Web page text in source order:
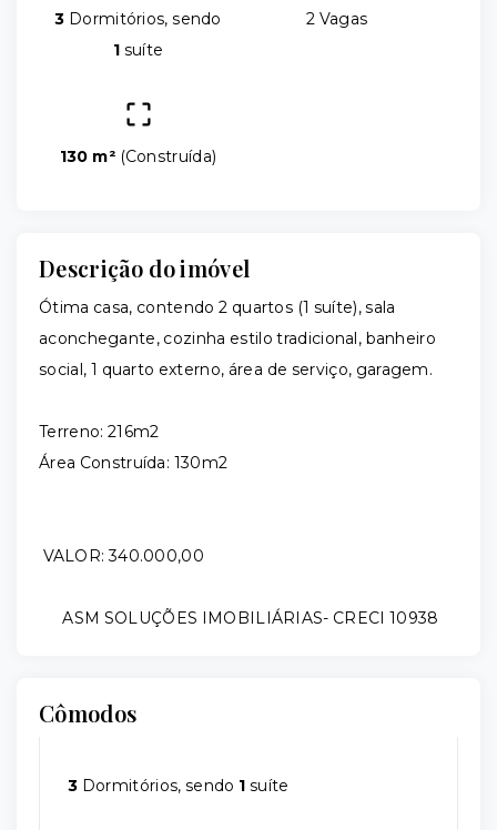
3 Dormitórios, sendo
1 suíte
2 Vagas
130 m² (Construída)
Descrição do imóvel
Ótima casa, contendo 2 quartos (1 suíte), sala
aconchegante, cozinha estilo tradicional, banheiro
social, 1 quarto externo, área de serviço, garagem.
Terreno: 216m2
Área Construída: 130m2
VALOR: 340.000,00
ASM SOLUÇÕES IMOBILIÁRIAS- CRECI 10938
Cômodos
3 Dormitórios, sendo 1 suíte